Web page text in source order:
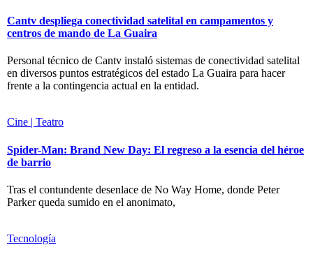
Cantv despliega conectividad satelital en campamentos y
centros de mando de La Guaira
Personal técnico de Cantv instaló sistemas de conectividad satelital
en diversos puntos estratégicos del estado La Guaira para hacer
frente a la contingencia actual en la entidad.
Cine | Teatro
Spider-Man: Brand New Day: El regreso a la esencia del héroe
de barrio
Tras el contundente desenlace de No Way Home, donde Peter
Parker queda sumido en el anonimato,
Tecnología